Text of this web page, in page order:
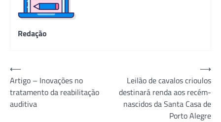
Redação
Navegação
de
Post
⟵
Artigo – Inovações no
tratamento da reabilitação
auditiva
Leilão de cavalos crioulos
destinará renda aos recém-
nascidos da Santa Casa de
Porto Alegre
⟶